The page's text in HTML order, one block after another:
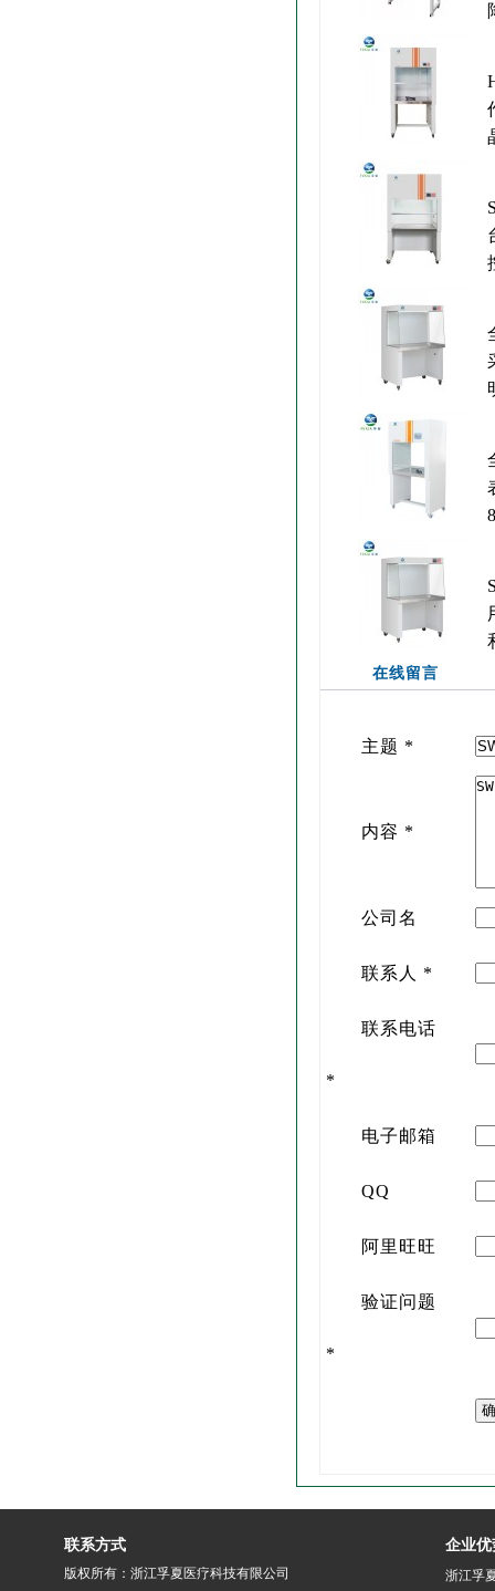
在线留言
主题 *
内容 *
公司名
联系人 *
联系电话
*
电子邮箱
QQ
阿里旺旺
验证问题
*
联系方式
版权所有：浙江孚夏医疗科技有限公司
企业优
浙江孚